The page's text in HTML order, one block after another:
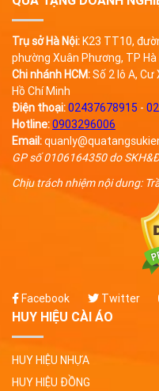
Trụ sở Hà Nội:K23 TT10,
phường Xuân Phương, TP Hà
Chi nhánh HCM:Số 2 lô A, Cư
Hồ Chí Minh
Điện thoại:02437678915 -
Hotline:0903296006
Email:
GP số 0106164350 do
Chịu trách nhiệm nội dung:
Facebook Twitter
HUY HIỆU CÀI ÁO
HUY HIỆU NHỰA
HUY HIỆU ĐỒNG